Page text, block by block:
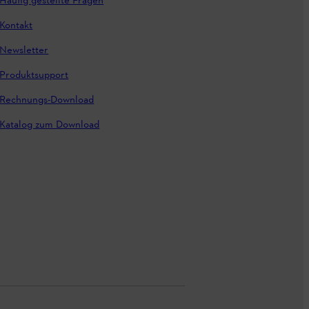
Kontakt
Newsletter
Produktsupport
Rechnungs-Download
Katalog zum Download